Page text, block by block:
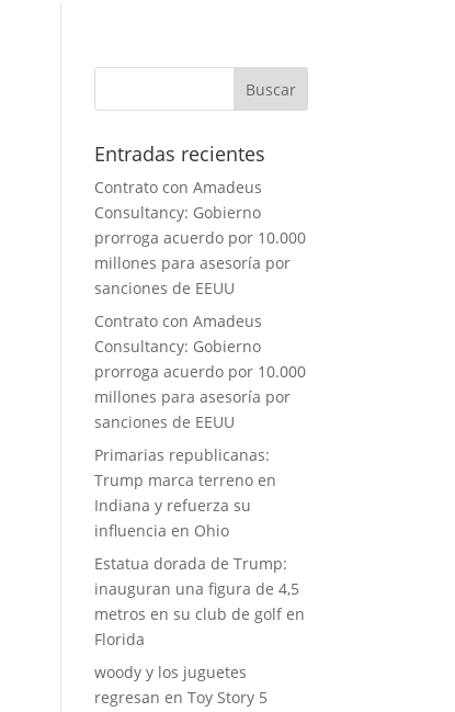
Entradas recientes
Contrato con Amadeus
Consultancy: Gobierno
prorroga acuerdo por 10.000
millones para asesoría por
sanciones de EEUU
Contrato con Amadeus
Consultancy: Gobierno
prorroga acuerdo por 10.000
millones para asesoría por
sanciones de EEUU
Primarias republicanas:
Trump marca terreno en
Indiana y refuerza su
influencia en Ohio
Estatua dorada de Trump:
inauguran una figura de 4,5
metros en su club de golf en
Florida
woody y los juguetes
regresan en Toy Story 5